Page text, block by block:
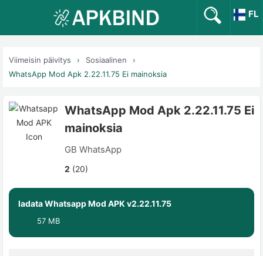
FL
Viimeisin päivitys
Sosiaalinen
WhatsApp Mod Apk 2.22.11.75 Ei mainoksia
WhatsApp Mod Apk 2.22.11.75 Ei
mainoksia
GB WhatsApp
2 (20)
ladata Whatsapp Mod APK v2.22.11.75
57 MB